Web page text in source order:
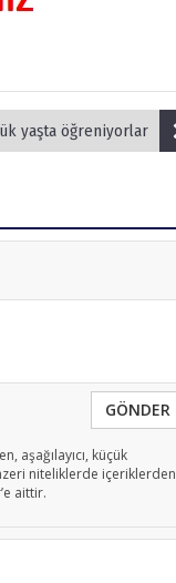
yaşta öğreniyorlar
GÖNDER
aşağılayıcı, küçük
niteliklerde içeriklerden
aittir.